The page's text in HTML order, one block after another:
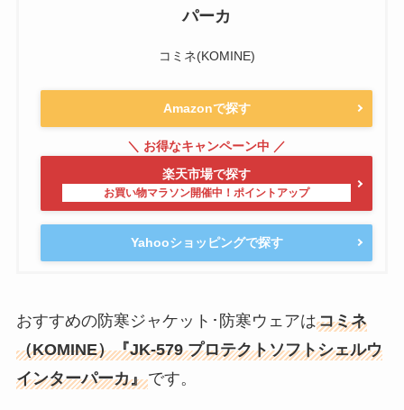
パーカ
コミネ(KOMINE)
Amazonで探す
楽天市場で探す
Yahooショッピングで探す
おすすめの防寒ジャケット･防寒ウェアはコミネ
（KOMINE）『JK-579 プロテクトソフトシェルウ
インターパーカ』です。